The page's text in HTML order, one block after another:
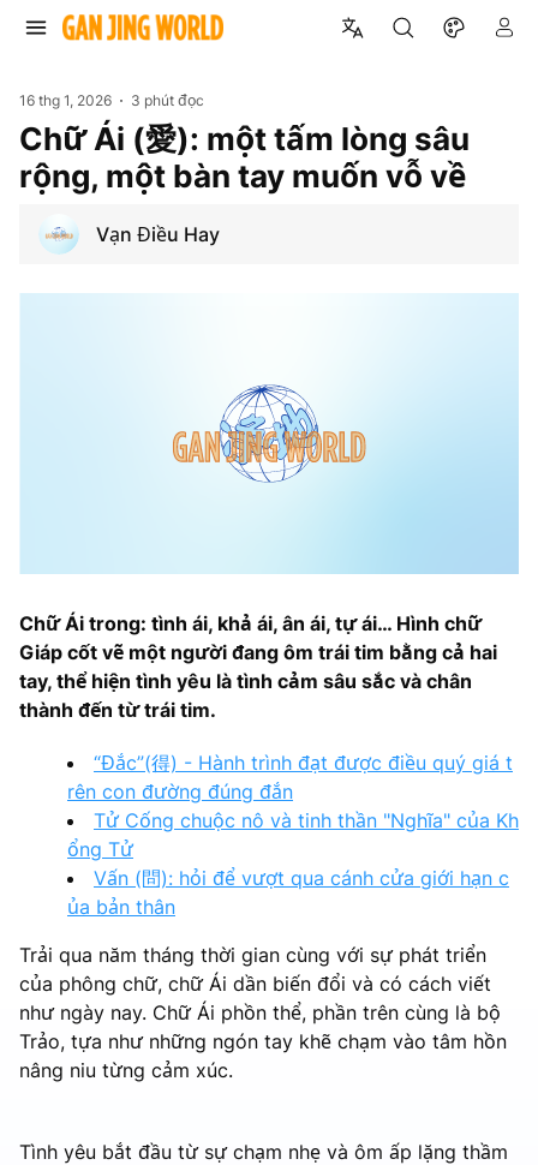
16 thg 1, 2026 3 phút đọc
Chữ Ái (愛): một tấm lòng sâu
rộng, một bàn tay muốn vỗ về
Vạn Điều Hay
Chữ Ái trong: tình ái, khả ái, ân ái, tự ái… Hình chữ
Giáp cốt vẽ một người đang ôm trái tim bằng cả hai
tay, thể hiện tình yêu là tình cảm sâu sắc và chân
thành đến từ trái tim.
“Đắc”(得) - Hành trình đạt được điều quý giá t
rên con đường đúng đắn
Tử Cống chuộc nô và tinh thần "Nghĩa" của Kh
ổng Tử
Vấn (問): hỏi để vượt qua cánh cửa giới hạn c
ủa bản thân
Trải qua năm tháng thời gian cùng với sự phát triển
của phông chữ, chữ Ái dần biến đổi và có cách viết
như ngày nay. Chữ Ái phồn thể, phần trên cùng là bộ
Trảo, tựa như những ngón tay khẽ chạm vào tâm hồn
nâng niu từng cảm xúc.
Tình yêu bắt đầu từ sự chạm nhẹ và ôm ấp lặng thầm